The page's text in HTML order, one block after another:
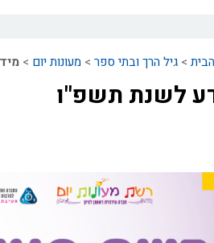
>גיל הרך ובתי ספר >מעונות יום >
לשנת תשפ"ו